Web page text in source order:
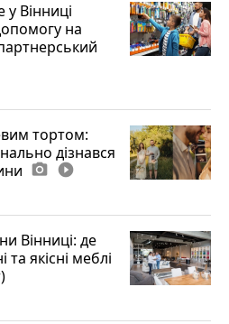
Вінниці
на
тортом:
дізнався
photo_camera play_circle_filled
Вінниці: де
та якісні меблі